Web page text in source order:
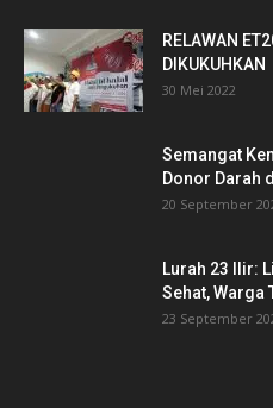
RELAWAN
DIKUKUHKAN
30 Mei 2022
Semangat
Donor Darah
20 September
Lurah 23 Ilir:
Sehat, Warga
23 September